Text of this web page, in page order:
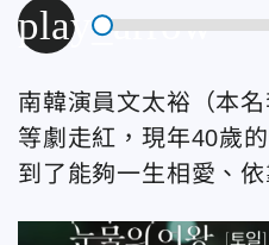
play_arrow
南韓演員文太裕（本
等劇走紅，現年40歲
到了能夠一生相愛、依